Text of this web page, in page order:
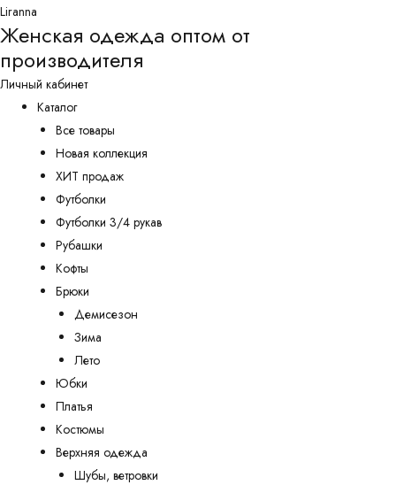
Перейти
к
содержимому
Liranna
Женская одежда оптом от
производителя
Личный кабинет
Каталог
Все товары
Новая коллекция
ХИТ продаж
Футболки
Футболки 3/4 рукав
Рубашки
Кофты
Брюки
Демисезон
Зима
Лето
Юбки
Платья
Костюмы
Верхняя одежда
Шубы, ветровки